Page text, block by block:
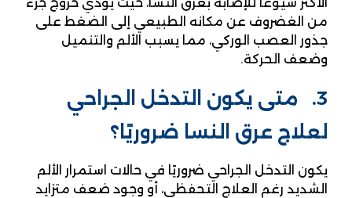
الأكثر شيوعًا للإصابة بعرق النسا، حيث يؤدي خروج جزء
من الغضروف عن مكانه الطبيعي إلى الضغط على
جذور العصب الوركي، مما يسبب الألم والتنميل
وضعف الحركة.
3. متى يكون التدخل الجراحي
لعلاج عرق النسا ضروريًا؟
يكون التدخل الجراحي ضروريًا في حالات استمرار الألم
الشديد رغم العلاج التحفظي، أو وجود ضعف متزايد